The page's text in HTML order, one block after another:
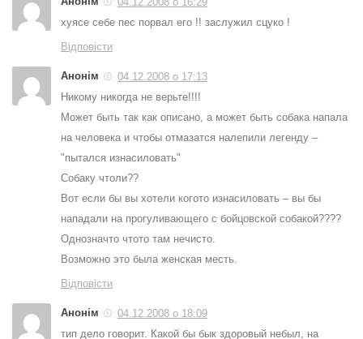
хуясе себе пес порвал его !! заслужил сцуко !
Відповісти
Анонім
04.12.2008 о 17:13
Никому никогда не верьте!!!!
Может быть так как описано, а может быть собака напала
на человека и чтобы отмазатся налепили легенду –
"пытался изнасиловать"
Собаку чтоли??
Вот если бы вы хотели когото изнасиловать – вы бы
нападали на прогуливающего с бойцовской собакой????
Однозначто чтото там нечисто.
Возможно это была женская месть.
Відповісти
Анонім
04.12.2008 о 18:09
тип дело говорит. Какой бы бык здоровый небыл, на